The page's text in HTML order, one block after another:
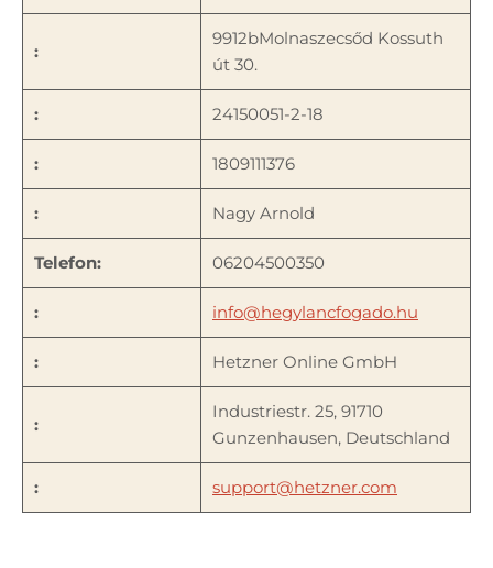
:
9912bMolnaszecsőd Kossuth
út 30.
: 24150051-2-18
: 1809111376
: Nagy Arnold
Telefon: 06204500350
: info@hegylancfogado.hu
: Hetzner Online GmbH
:
Industriestr. 25, 91710
Gunzenhausen, Deutschland
: support@hetzner.com